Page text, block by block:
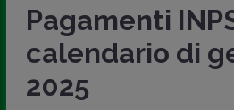
Pagamenti
calendario di
2025